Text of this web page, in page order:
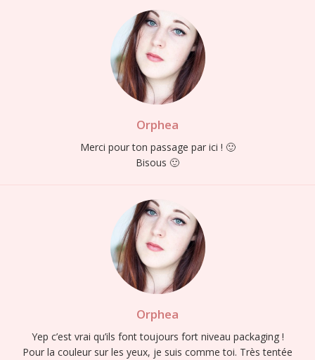
Orphea
Merci pour ton passage par ici ! 🙂
Bisous 🙂
Orphea
Yep c’est vrai qu’ils font toujours fort niveau packaging !
Pour la couleur sur les yeux, je suis comme toi. Très tentée